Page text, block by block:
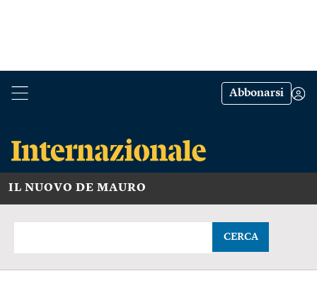
Abbonarsi
IL NUOVO DE MAURO
CERCA